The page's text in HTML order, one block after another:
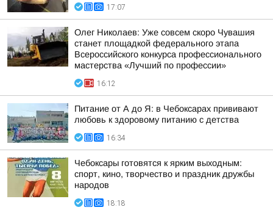
17:07
Олег Николаев: Уже совсем скоро Чувашия
станет площадкой федерального этапа
Всероссийского конкурса профессионального
мастерства «Лучший по профессии»
16:12
Питание от А до Я: в Чебоксарах прививают
любовь к здоровому питанию с детства
16:34
Чебоксары готовятся к ярким выходным:
спорт, кино, творчество и праздник дружбы
народов
18:18